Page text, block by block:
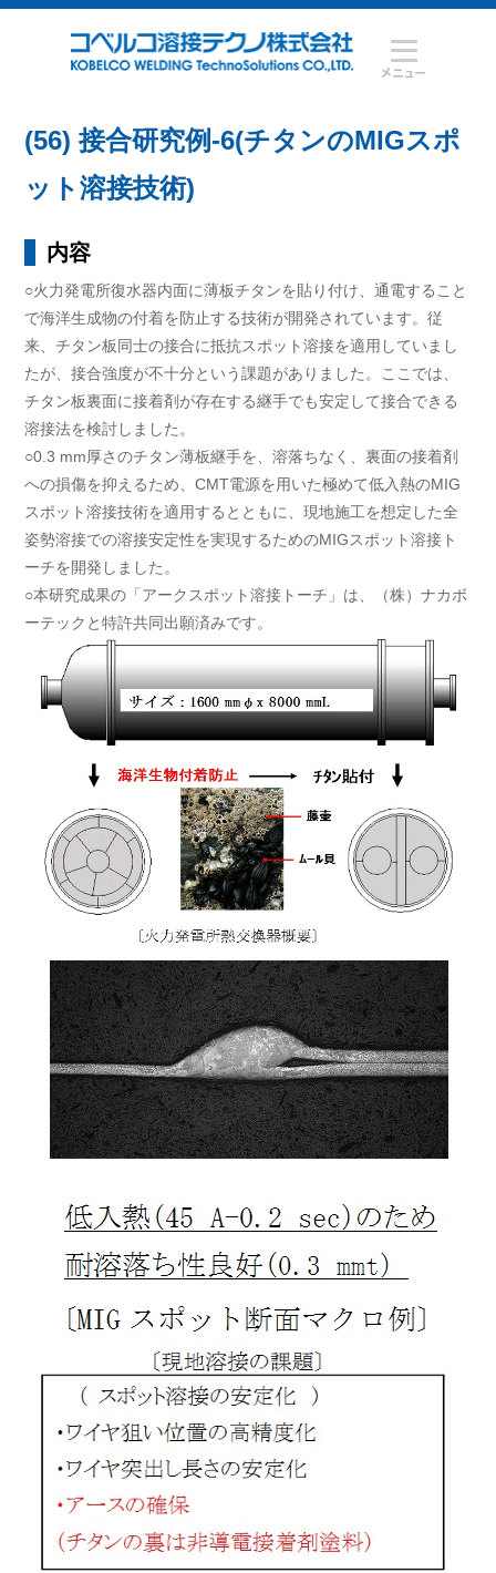
(56) 接合研究例-6(チタンのMIGスポ
ット溶接技術)
内容
○火力発電所復水器内面に薄板チタンを貼り付け、通電すること
で海洋生成物の付着を防止する技術が開発されています。従
来、チタン板同士の接合に抵抗スポット溶接を適用していまし
たが、接合強度が不十分という課題がありました。ここでは、
チタン板裏面に接着剤が存在する継手でも安定して接合できる
溶接法を検討しました。
○0.3 mm厚さのチタン薄板継手を、溶落ちなく、裏面の接着剤
への損傷を抑えるため、CMT電源を用いた極めて低入熱のMIG
スポット溶接技術を適用するとともに、現地施工を想定した全
姿勢溶接での溶接安定性を実現するためのMIGスポット溶接ト
ーチを開発しました。
○本研究成果の「アークスポット溶接トーチ」は、（株）ナカボ
ーテックと特許共同出願済みです。